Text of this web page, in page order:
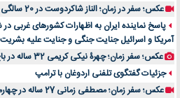
عکس؛ سفر در زمان؛ الناز شاکردوست در 20 سالگی و در سومین فیلم اش؛ سال 83
پاسخ نماینده ایران به اظهارات کشورهای غربی
آمریکا و اسرائیل جنایت جنگی و جنایت علیه
عکس؛ سفر زمان؛ چهرۀ نیکی کریمی 32 ساله در باج خور؛ سال 82
جزئیات گفتگوی تلفنی اردوغان با ترامپ
عکس؛ سفر زمان؛ مصطفی زمانی 27 ساله در چهارمین فیلمش در کنار هنگامه حمیدزاده؛